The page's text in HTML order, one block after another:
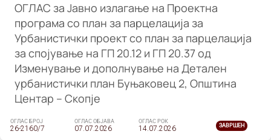
ОГЛАС за Јавно излагање на Проектна
програма со план за парцелација за
Урбанистички проект со план за парцелација
за спојување на ГП 20.12 и ГП 20.37 од
Изменување и дополнување на Детален
урбанистички план Буњаковец 2, Општина
Центар – Скопје
ОГЛАС БРОЈ
26-2160/7
ОГЛАС ОБЈАВА
07.07.2026
ОГЛАС РОК
14.07.2026 ЗАВРШЕН